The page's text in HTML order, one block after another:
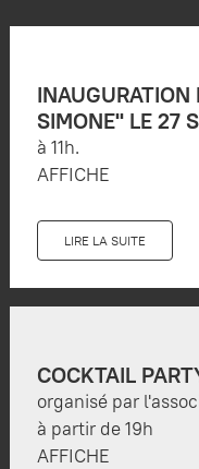
INAUGURATION
SIMONE" LE 27
à 11h.
AFFICHE
LIRE LA SUITE
COCKTAIL
organisé par
à partir de 19h
AFFICHE